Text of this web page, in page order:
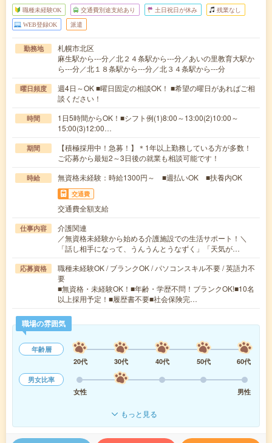
職種未経験OK 交通費別途支給あり 土日祝日が休み 残業なし
WEB登録OK 派遣
勤務地
札幌市北区
麻生駅から---分／北２４条駅から---分／あいの里教育大駅か
ら---分／北１８条駅から---分／北３４条駅から---分
曜日頻度
週4日～OK ■曜日固定の相談OK！ ■希望の曜日があればご相
談ください！
時間
1日5時間からOK！■シフト例(1)8:00～13:00(2)10:00～
15:00(3)12:00…
期間
【積極採用中！急募！】＊1年以上勤務している方が多数！
ご応募から最短2～3日後の就業も相談可能です！
時給 無資格未経験：時給1300円～ ■週払いOK ■扶養内OK
交通費
交通費全額支給
仕事内容
介護関連
／無資格未経験から始める介護施設での生活サポート！＼
「話し相手になって、うんうんとうなずく」「天気が…
応募資格
職種未経験OK / ブランクOK / パソコンスキル不要 / 英語力不
要
■無資格・未経験OK！■年齢・学歴不問！ブランクOK!■10名
以上採用予定！■履歴書不要■社会保険完…
職場の雰囲気
年齢層
20代
30代 40代 50代
60代
男女比率
女性
男性
もっと見る